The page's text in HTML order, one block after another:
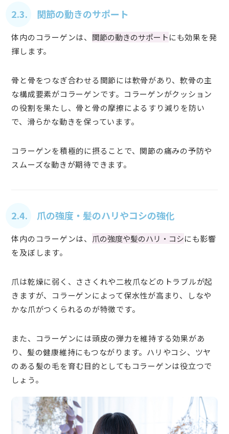
2.3. 関節の動きのサポート
体内のコラーゲンは、 関節の動きのサポートにも効果を発
揮します。
骨と骨をつなぎ合わせる関節には軟骨があり、軟骨の主
な構成要素がコラーゲンです。コラーゲンがクッション
の役割を果たし、骨と骨の摩擦によるすり減りを防い
で、滑らかな動きを保っています。
コラーゲンを積極的に摂ることで、関節の痛みの予防や
スムーズな動きが期待できます。
2.4. 爪の強度・髪のハリやコシの強化
体内のコラーゲンは、 爪の強度や髪のハリ・コシにも影響
を及ぼします。
爪は乾燥に弱く、ささくれや二枚爪などのトラブルが起
きますが、コラーゲンによって保水性が高まり、しなや
かな爪がつくられるのが特徴です。
また、コラーゲンには頭皮の弾力を維持する効果があ
り、髪の健康維持にもつながります。ハリやコシ、ツヤ
のある髪の毛を育む目的としてもコラーゲンは役立つで
しょう。